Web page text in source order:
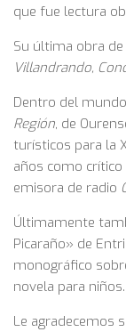
que fue lectura
Su última obra
Villandrando,
Dentro del
Región, de
turísticos para la
años como
emisora de radio
Últimamente
Picaraño» de
monográfico
novela para niños.
Le agradecemos